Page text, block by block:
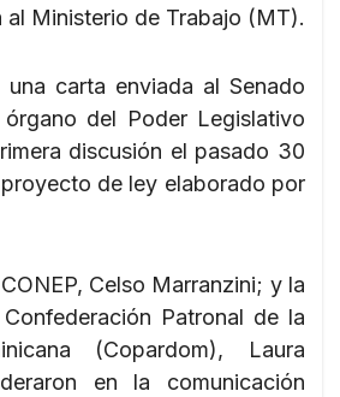
al Ministerio de Trabajo (MT).
carta enviada al Senado
del Poder Legislativo
discusión el pasado 30
de ley elaborado por
Celso Marranzini; y la
Patronal de la
(Copardom), Laura
en la comunicación